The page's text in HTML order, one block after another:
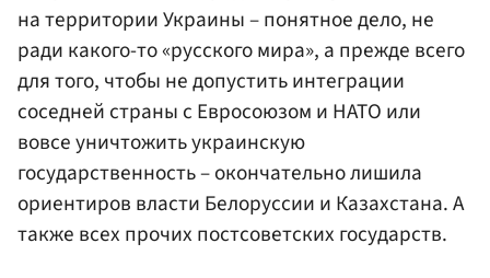
на территории Украины – понятное дело, не
ради какого-то «русского мира», а прежде всего
для того, чтобы не допустить интеграции
соседней страны с Евросоюзом и НАТО или
вовсе уничтожить украинскую
государственность – окончательно лишила
ориентиров власти Белоруссии и Казахстана. А
также всех прочих постсоветских государств.